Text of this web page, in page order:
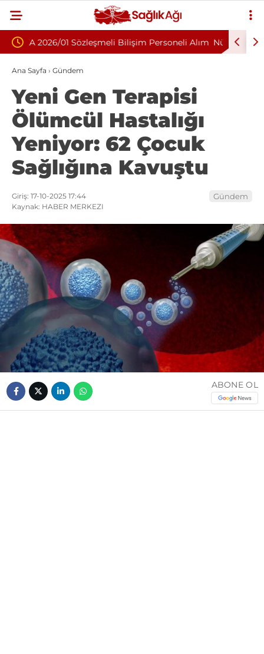
Alım Nükleoplasti mi, Ameliyat mı? Bel ve Boyun
Fıtığında Doğru Tedavi Seçimi
Ana Sayfa › Gündem
Yeni Gen Terapisi
Ölümcül Hastalığı
Yeniyor: 62 Çocuk
Sağlığına Kavuştu
Giriş: 17-10-2025 17:44
Kaynak: HABER MERKEZI
Gündem
ABONE OL